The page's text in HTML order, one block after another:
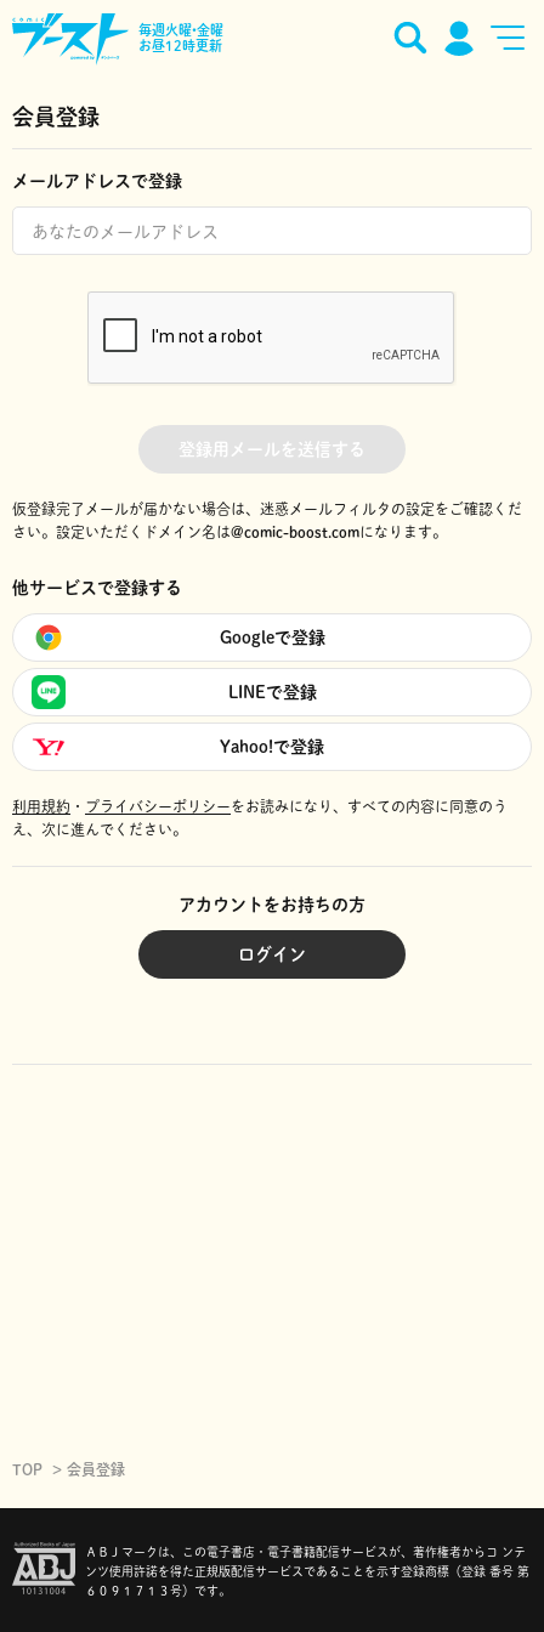
毎週火曜•金曜
お昼12時更新
会員登録
メールアドレスで登録
登録用メールを送信する
仮登録完了メールが届かない場合は、迷惑メールフィルタの設定をご確認くだ
さい。 設定いただくドメイン名は@comic-boost.comになります。
他サービスで登録する
Googleで登録
LINEで登録
Yahoo!で登録
利用規約 ・ プライバシーポリシーをお読みになり、 すべての内容に同意のう
え、次に進んでください。
アカウントをお持ちの方
ログイン
TOP 会員登録
ＡＢＪマークは、この電子書店・電子書籍配信サービスが、著作権者からコ ンテ
ンツ使用許諾を得た正規版配信サービスであることを示す登録商標（登録 番号 第
６０９１７１３号）です。